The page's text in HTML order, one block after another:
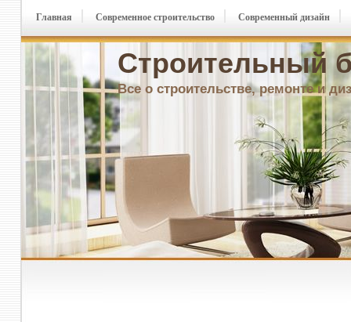
Строительный
Все о строительстве, ремонте и
Главная Современное строительство Современный дизайн